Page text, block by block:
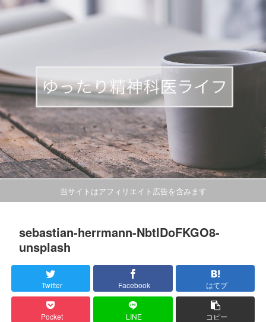
当サイトはアフィリエイト広告を含みます
sebastian-herrmann-NbtIDoFKGO8-
unsplash
Twitter Facebook はてブ
Pocket LINE コピー